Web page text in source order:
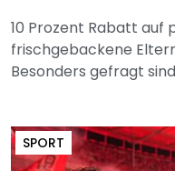
10 Prozent Rabatt auf
frischgebackene
Besonders gefragt
SPORT